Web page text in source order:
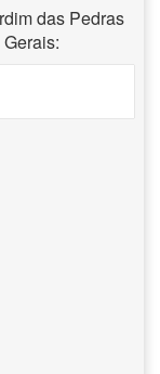
das Pedras